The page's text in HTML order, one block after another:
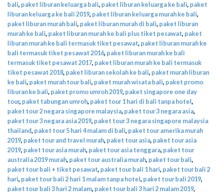
bali, paket liburan keluarga bali, paket liburan keluarga ke bali, paket
liburan keluarga ke bali 2019, paket liburan keluarga murah ke bali,
paket liburan murah bali, paket liburan murah di bali, paket liburan
murah ke bali, paket liburan murah ke bali plus tiket pesawat, paket
liburan murah ke bali termasuk tiket pesawat, paket liburan murah ke
bali termasuk tiket pesawat 2016, paket liburan murah ke bali
termasuk tiket pesawat 2017, paket liburan murah ke bali termasuk
tiket pesawat 2018, paket liburan sekolah ke bali, paket murah liburan
ke bali, paket murah tour bali, paket murah wisata bali, paket promo
liburan ke bali, paket promo umroh 2019, paket singapore one day
tour, paket tabungan umroh, paket tour 1 hari di bali tanpa hotel,
paket tour 2 negara singapore malaysia, paket tour 3 negara asia,
paket tour 3 negara asia 2019, paket tour 3 negara singapore malaysia
thailand, paket tour 5 hari 4 malam di bali, paket tour amerika murah
2019, paket tour and travel murah, paket tour asia, paket tour asia
2019, paket tour asia murah, paket tour asia tenggara, paket tour
australia 2019 murah, paket tour australia murah, paket tour bali,
paket tour bali + tiket pesawat, paket tour bali 1 hari, paket tour bali 2
hari, paket tour bali 2 hari 1 malam tanpa hotel, paket tour bali 2019,
paket tour bali 3 hari 2 malam, paket tour bali 3 hari 2 malam 2019,